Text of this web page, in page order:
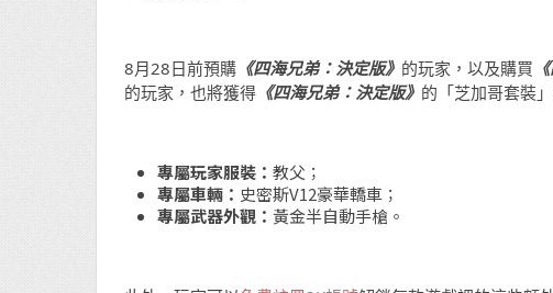
8月28日前預購 《四海兄弟：決定版》 的玩家，以及購買
的玩家，也將獲得 《四海兄弟：決定版》 的「芝加哥套裝
專屬玩家服裝： 教父；
專屬車輛： 史密斯V12豪華轎車；
專屬武器外觀： 黃金半自動手槍。